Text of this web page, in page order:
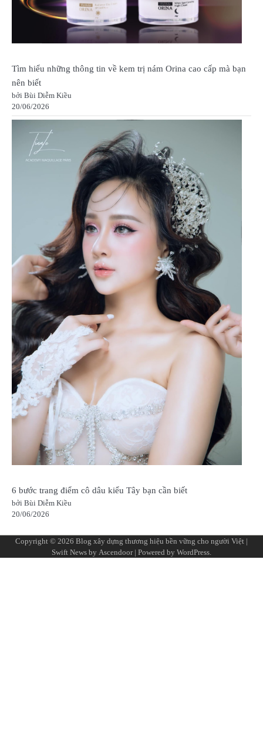
Tìm hiểu những thông tin về kem trị nám Orina cao cấp mà bạn
nên biết
bởi Bùi Diễm Kiều
20/06/2026
6 bước trang điểm cô dâu kiểu Tây bạn cần biết
bởi Bùi Diễm Kiều
20/06/2026
Copyright © 2026 Blog xây dựng thương hiệu bền vững cho người Việt |
Swift News by Ascendoor| Powered by WordPress